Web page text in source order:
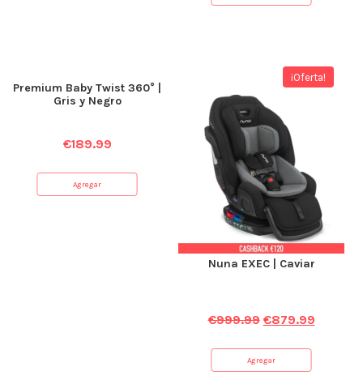
Premium Baby Twist 360° |
Gris y Negro
€189.99
Agregar
¡Oferta!
Nuna EXEC | Caviar
€999.99 €879.99
Agregar